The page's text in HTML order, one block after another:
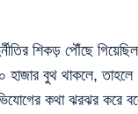
শিকড় পৌঁছে
হাজার বুথ থাকলে,
কথা ঝরঝর করে